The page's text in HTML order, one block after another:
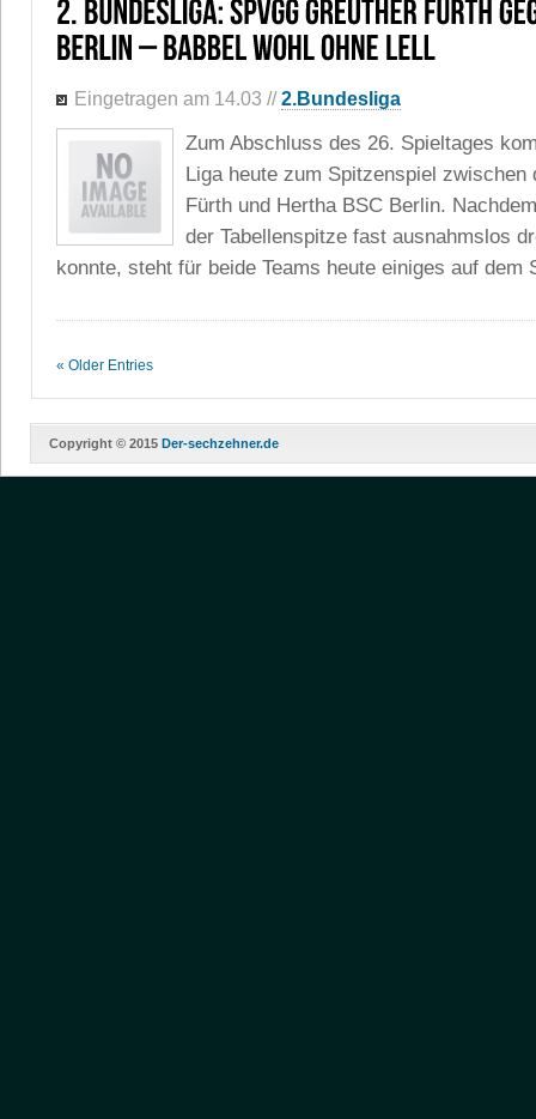
Eingetragen am 14.03 //2.Bundesliga
Zum Abschluss des 26. Spieltages
Liga heute zum Spitzenspiel zwischen
Fürth und Hertha BSC Berlin.
der Tabellenspitze fast ausnahmslos
konnte, steht für beide Teams heute einiges auf dem
« Older Entries
Copyright © 2015 Der-sechzehner.de